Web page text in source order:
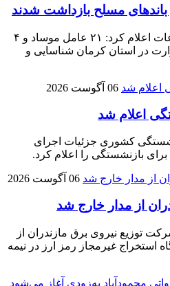
محمودآباد آنلاین : وزارت اطلاعات اعلام کرد: ۲۱ عامل موساد و ۴
در استان کرمان شناسایی و
06 آگوست 2026
اعلام شد
کشوری جزئیات اجرای
بازنشستگی را اعلام کرد.
06 آگوست 2026
توزیع نیروی برق مازندران از
و جمع‌آوری ۱۹ دستگاه استخراج غیرمجاز رمز ارز در نیمه